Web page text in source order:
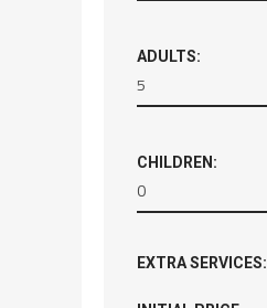
ADULTS:
5
CHILDREN:
0
EXTRA SERVICES: